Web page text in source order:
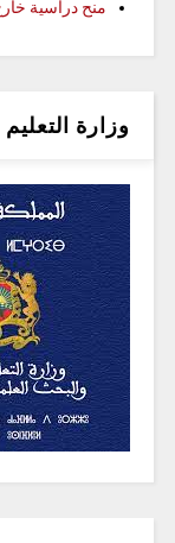
منح دراسية خارج
وزارة